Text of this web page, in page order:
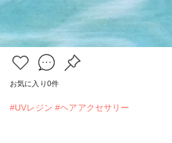
お気に入り 0件
#UVレジン #ヘアアクセサリー